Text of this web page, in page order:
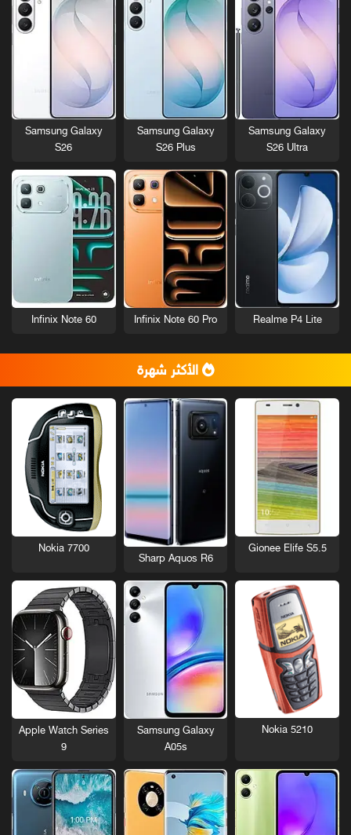
Samsung Galaxy
S26 Ultra
Samsung Galaxy
S26 Plus
Samsung Galaxy
S26
Realme P4 Lite
Infinix Note 60 Pro
Infinix Note 60
الأكثر شهرة
Gionee Elife S5.5
Sharp Aquos R6
Nokia 7700
Nokia 5210
Samsung Galaxy
A05s
Apple Watch Series
9